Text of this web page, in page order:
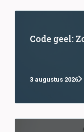
Code geel:
3 augustus 2026